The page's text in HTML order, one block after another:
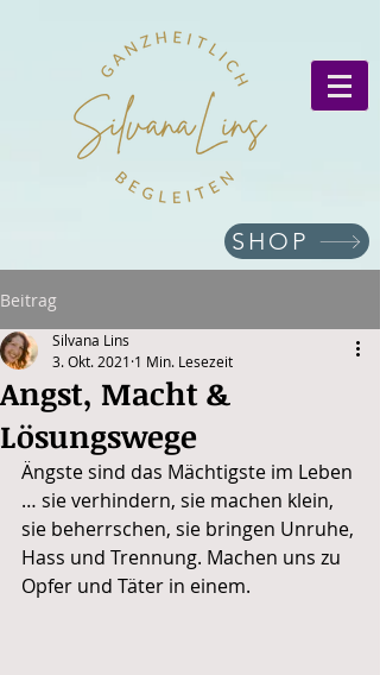
SHOP
Beitrag
Angst, Macht &
Lösungswege
Silvana Lins
3. Okt. 2021 1 Min. Lesezeit
Ängste sind das Mächtigste im Leben
… sie verhindern, sie machen klein,
sie beherrschen, sie bringen Unruhe,
Hass und Trennung. Machen uns zu
Opfer und Täter in einem.